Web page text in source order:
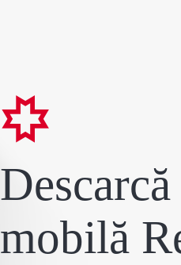
mobilă